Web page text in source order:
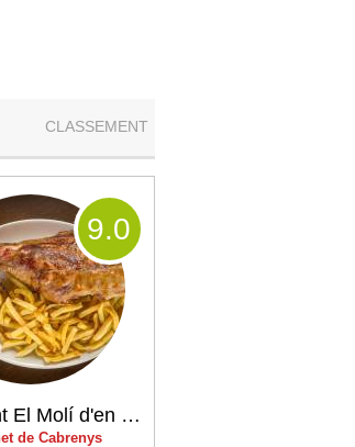
CLASSEMENT
Restaurant El Molí d'en Robert
de Cabrenys
9.0